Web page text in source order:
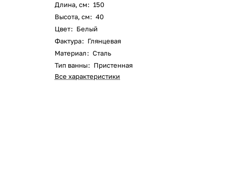
Длина, см: 150
Высота, см: 40
Цвет: Белый
Фактура: Глянцевая
Материал: Сталь
Тип ванны: Пристенная
Все характеристики